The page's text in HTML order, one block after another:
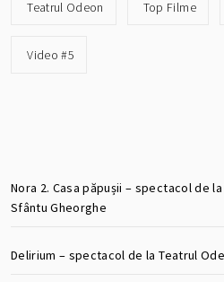
Teatrul Odeon Top Filme
Video #5
Nora 2. Casa păpușii – spectacol de
Sfântu Gheorghe
Delirium – spectacol de la Teatrul